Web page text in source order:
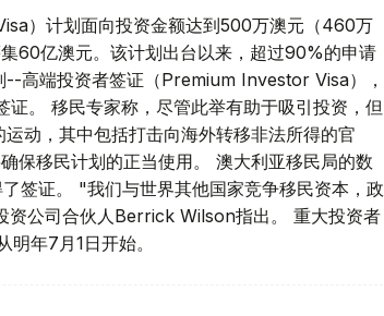
）计划面向投资金额达到500万澳元（460万
60亿澳元。该计划出台以来，超过90%的申请
高端投资者签证（Premium Investor Visa），
。 移民专家称，尽管此举有助于吸引投资，但
动，其中包括打击向海外转移非法所得的官
保移民计划的正当使用。 澳大利亚移民局的数
签证。 "我们与世界其他国家竞争移民资本，政
资公司合伙人Berrick Wilson指出。 重大投资者
年7月1日开始。